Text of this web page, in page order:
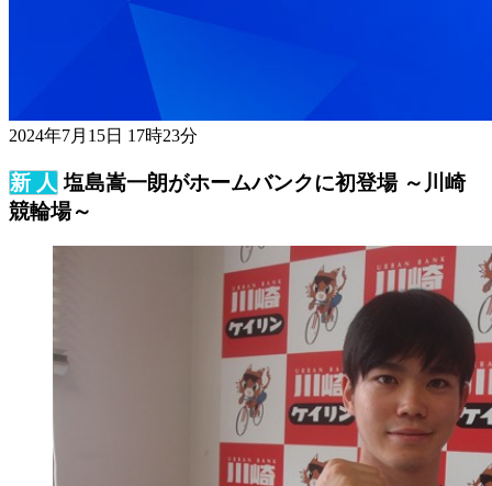
2024年7月15日 17時23分
塩島嵩一朗がホームバンクに初登場 ～川崎
競輪場～